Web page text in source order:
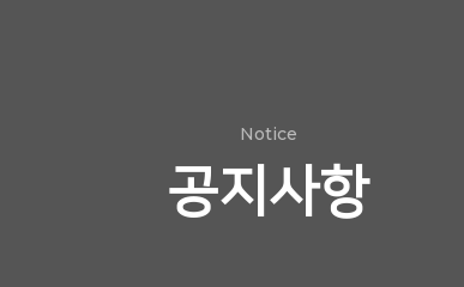
Notice
공지사항